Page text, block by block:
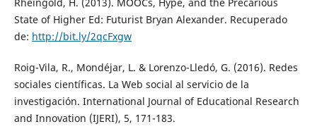
Rheingold, H. (2013). MOOCs, Hype, and the Precarious
State of Higher Ed: Futurist Bryan Alexander. Recuperado
de: http://bit.ly/2qcFxgw
Roig-Vila, R., Mondéjar, L. & Lorenzo-Lledó, G. (2016). Redes
sociales científicas. La Web social al servicio de la
investigación. International Journal of Educational Research
and Innovation (IJERI), 5, 171-183.